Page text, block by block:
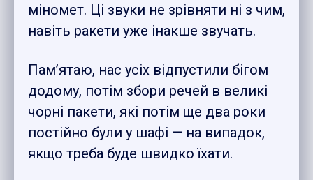
міномет. Ці звуки не зрівняти ні з чим,
навіть ракети уже інакше звучать.
Пам’ятаю, нас усіх відпустили бігом
додому, потім збори речей в великі
чорні пакети, які потім ще два роки
постійно були у шафі — на випадок,
якщо треба буде швидко їхати.